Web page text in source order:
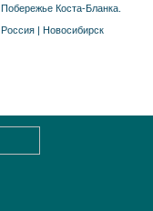
Побережье Коста-Бланка.
Россия | Новосибирск